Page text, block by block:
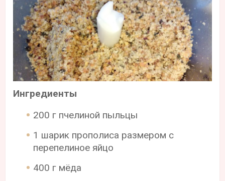
Ингредиенты
200 г пчелиной пыльцы
1 шарик прополиса размером с
перепелиное яйцо
400 г мёда